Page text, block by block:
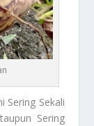
Sering Sekali
Sering